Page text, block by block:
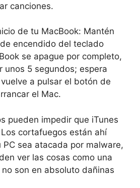
canciones.
de tu MacBook: Mantén
encendido del teclado
se apague por completo,
unos 5 segundos; espera
a pulsar el botón de
el Mac.
pueden impedir que iTunes
cortafuegos están ahí
sea atacada por malware,
ver las cosas como una
son en absoluto dañinas